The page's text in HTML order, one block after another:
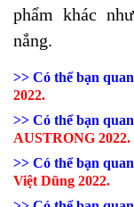
phẩm khác
nắng.
>> Có thể bạn
2022.
>> Có thể bạn
AUSTRONG 2022.
>> Có thể bạn
Việt Dũng 2022.